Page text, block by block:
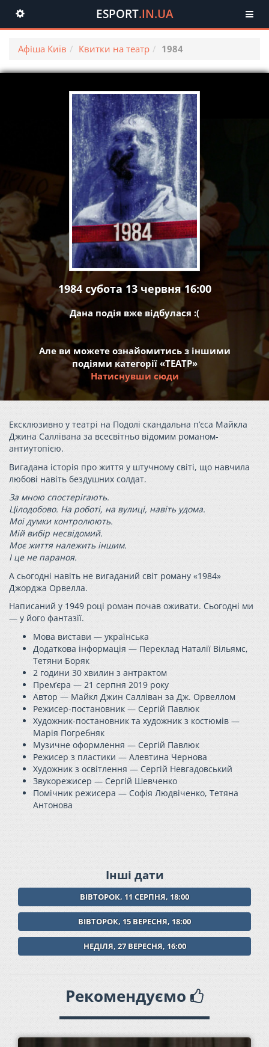
Toggle
navigation
ESPORT.IN.UA
Афіша Київ Квитки на театр 1984
1984 субота 13 червня 16:00
Дана подія вже відбулася :(
Але ви можете ознайомитись з іншими
подіями категорії «ТЕАТР»
Натиснувши сюди
Ексклюзивно у театрі на Подолі скандальна п’єса Майкла
Джина Саллівана за всесвітньо відомим романом-
антиутопією.
Вигадана історія про життя у штучному світі, що навчила
любові навіть бездушних солдат.
За мною спостерігають.
Цілодобово. На роботі, на вулиці, навіть удома.
Мої думки контролюють.
Мій вибір несвідомий.
Моє життя належить іншим.
І це не параноя.
А сьогодні навіть не вигаданий світ роману «1984»
Джорджа Орвелла.
Написаний у 1949 році роман почав оживати. Сьогодні ми
— у його фантазії.
Мова вистави — українська
Додаткова інформація — Переклад Наталії Вільямс,
Тетяни Боряк
2 години 30 хвилин з антрактом
Прем’єра — 21 серпня 2019 року
Автор — Майкл Джин Салліван за Дж. Орвеллом
Режисер-постановник — Сергій Павлюк
Художник-постановник та художник з костюмів —
Марія Погребняк
Музичне оформлення — Сергій Павлюк
Режисер з пластики — Алевтина Чернова
Художник з освітлення — Сергій Невгадовський
Звукорежисер — Сергій Шевченко
Помічник режисера — Софія Людвіченко, Тетяна
Антонова
Інші дати
ВІВТОРОК, 11 СЕРПНЯ, 18:00
ВІВТОРОК, 15 ВЕРЕСНЯ, 18:00
НЕДІЛЯ, 27 ВЕРЕСНЯ, 16:00
Рекомендуємо